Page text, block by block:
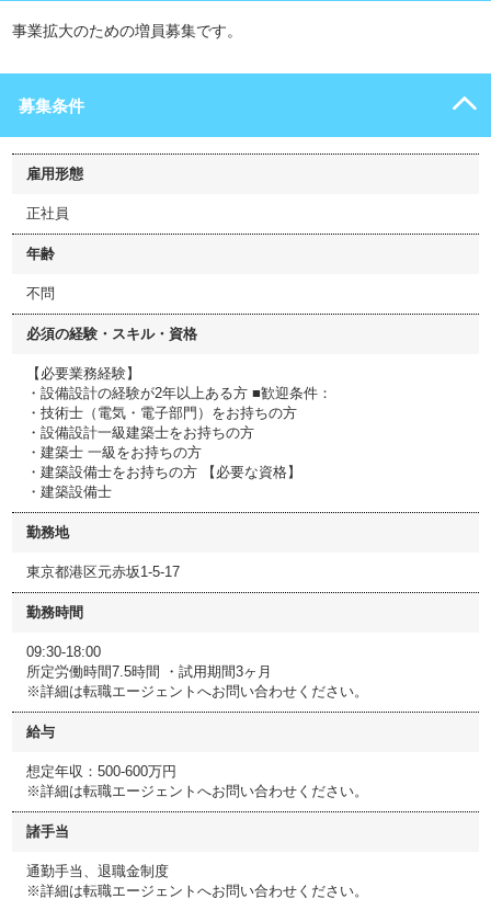
事業拡大のための増員募集です。
募集条件
雇用形態
正社員
年齢
不問
必須の経験・スキル・資格
【必要業務経験】
・設備設計の経験が2年以上ある方 ■歓迎条件：
・技術士（電気・電子部門）をお持ちの方
・設備設計一級建築士をお持ちの方
・建築士 一級をお持ちの方
・建築設備士をお持ちの方 【必要な資格】
・建築設備士
勤務地
東京都港区元赤坂1-5-17
勤務時間
09:30-18:00
所定労働時間7.5時間 ・試用期間3ヶ月
※詳細は転職エージェントへお問い合わせください。
給与
想定年収：500-600万円
※詳細は転職エージェントへお問い合わせください。
諸手当
通勤手当、退職金制度
※詳細は転職エージェントへお問い合わせください。